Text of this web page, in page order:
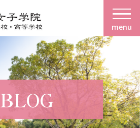
menu
BLOG